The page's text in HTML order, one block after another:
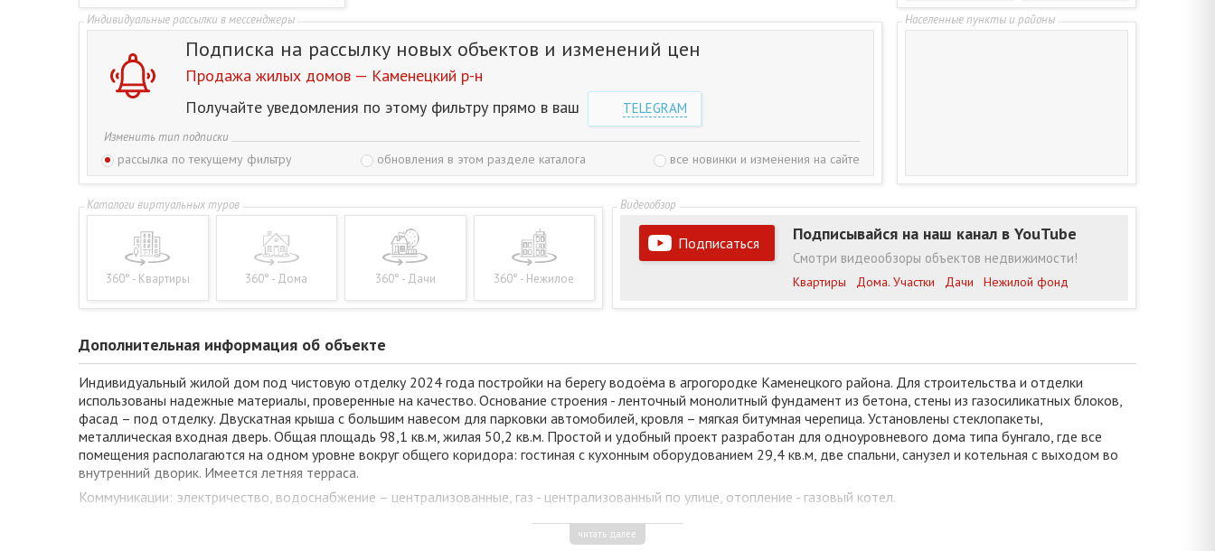
Подписка на рассылку новых объектов и изменений цен
Продажа жилых домов — Каменецкий р-н
Получайте уведомления по этому фильтру прямо в ваш
TELEGRAM
Изменить тип подписки
рассылка по текущему фильтру обновления в этом разделе каталога все новинки и изменения на сайте
360° - Квартиры 360° - Дома 360° - Дачи 360° - Нежилое
Подписаться Подписывайся на наш канал в YouTube
Смотри видеообзоры объектов недвижимости!
Квартиры Дома. Участки Дачи Нежилой фонд
Дополнительная информация об объекте
Индивидуальный жилой дом под чистовую отделку 2024 года постройки на берегу водоёма в агрогородке Каменецкого района. Для строительства и отделки
использованы надежные материалы, проверенные на качество. Основание строения - ленточный монолитный фундамент из бетона, стены из газосиликатных блоков,
фасад – под отделку. Двускатная крыша с большим навесом для парковки автомобилей, кровля – мягкая битумная черепица. Установлены стеклопакеты,
металлическая входная дверь. Общая площадь 98,1 кв.м, жилая 50,2 кв.м. Простой и удобный проект разработан для одноуровневого дома типа бунгало, где все
помещения располагаются на одном уровне вокруг общего коридора: гостиная с кухонным оборудованием 29,4 кв.м, две спальни, санузел и котельная с выходом во
внутренний дворик. Имеется летняя терраса.
Коммуникации: электричество, водоснабжение – централизованные, газ - централизованный по улице, отопление - газовый котел.
Угловой земельный участок площадью 0,2086 га правильной формы огорожен забором, на территории находятся баня, сарай, высажено множество туй. В наличии
много материалов для будущих строений. Асфальтированные подъездные пути в радиусе 150 м. Дом расположен в уютном тихом месте вблизи ухоженных водоёмов.
читать далее